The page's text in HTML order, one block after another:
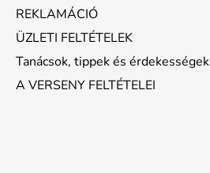
REKLAMÁCIÓ
ÜZLETI FELTÉTELEK
Tanácsok, tippek és érdekességek
A VERSENY FELTÉTELEI